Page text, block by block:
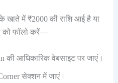
में ₹2000 की राशि आई है या
को फॉलो करें—
आधिकारिक वेबसाइट पर जाएं।
सेक्शन में जाएं।